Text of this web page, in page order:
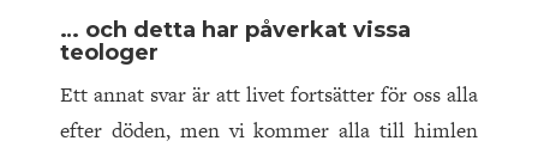
… och detta har påverkat vissa
teologer
Ett annat svar är att livet fortsätter för oss alla
efter döden, men vi kommer alla till himlen